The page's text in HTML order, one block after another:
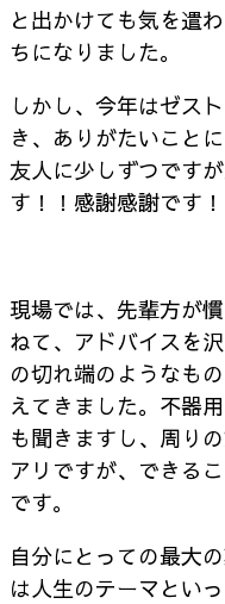
と出かけても気を遣
ちになりました。
しかし、今年はゼス
き、ありがたいこと
友人に少しずつです
す！！感謝感謝です！
現場では、先輩方が
ねて、アドバイスを
の切れ端のようなも
えてきました。不器
も聞きますし、周り
アリですが、できる
です。
自分にとっての最大
は人生のテーマとい